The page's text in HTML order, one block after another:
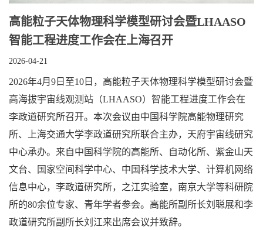
高能粒子天体物理科学模型研讨会暨LHAASO
智能工程进度工作会在上海召开
2026-04-21
2026年4月9日至10日，高能粒子天体物理科学模型研讨会暨
高海拔宇宙线观测站（LHAASO）智能工程进度工作会在
李政道研究所召开。本次会议由中国科学院高能物理研究
所、上海交通大学李政道研究所联合主办，天府宇宙线研究
中心承办。来自中国科学院的高能所、自动化所、紫金山天
文台、国家空间科学中心、中国科学技术大学、计算机网络
信息中心，李政道研究所，之江实验室，南京大学等科研院
所的80余位专家、青年学者参会。高能所副所长刘聪展和李
政道研究所副所长刘江来出席会议并致辞。